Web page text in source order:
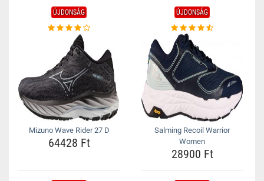
ÚJDONSÁG
Mizuno Wave Rider 27 D
64428 Ft
ÚJDONSÁG
Salming Recoil Warrior
Women
28900 Ft